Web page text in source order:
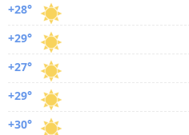
+28°
+29°
+27°
+29°
+30°